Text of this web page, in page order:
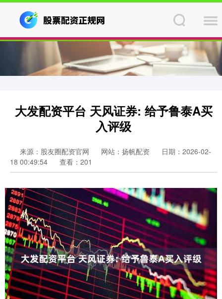
大发配资平台 天风证券: 给予鲁泰A买
入评级
来源：股友圈配资官网 网站：扬帆配资
日期：2026-02-
18 00:49:54
查看：201